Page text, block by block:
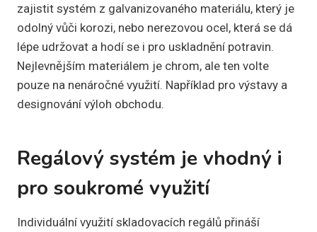
zajistit systém z galvanizovaného materiálu, který je
odolný vůči korozi, nebo nerezovou ocel, která se dá
lépe udržovat a hodí se i pro uskladnění potravin.
Nejlevnějším materiálem je chrom, ale ten volte
pouze na nenáročné využití. Například pro výstavy a
designování výloh obchodu.
Regálový systém je vhodný i
pro soukromé využití
Individuální využití skladovacích regálů přináší